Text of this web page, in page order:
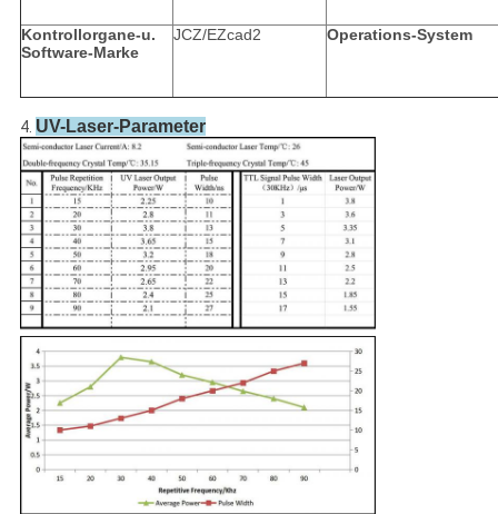
Kontrollorgane-u.
Software-Marke
JCZ/EZcad2 Operations-System
4. UV-Laser-Parameter